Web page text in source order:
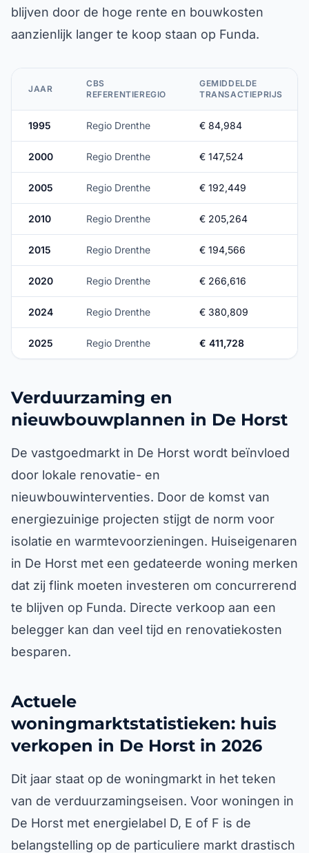
blijven door de hoge rente en bouwkosten
aanzienlijk langer te koop staan op Funda.
JAAR
CBS
REFERENTIEREGIO
GEMIDDELDE
TRANSACTIEPRIJS
1995 Regio Drenthe € 84,984
2000 Regio Drenthe € 147,524
2005 Regio Drenthe € 192,449
2010 Regio Drenthe € 205,264
2015 Regio Drenthe € 194,566
2020 Regio Drenthe € 266,616
2024 Regio Drenthe € 380,809
2025 Regio Drenthe € 411,728
Verduurzaming en
nieuwbouwplannen in De Horst
De vastgoedmarkt in De Horst wordt beïnvloed
door lokale renovatie- en
nieuwbouwinterventies. Door de komst van
energiezuinige projecten stijgt de norm voor
isolatie en warmtevoorzieningen. Huiseigenaren
in De Horst met een gedateerde woning merken
dat zij flink moeten investeren om concurrerend
te blijven op Funda. Directe verkoop aan een
belegger kan dan veel tijd en renovatiekosten
besparen.
Actuele
woningmarktstatistieken: huis
verkopen in De Horst in 2026
Dit jaar staat op de woningmarkt in het teken
van de verduurzamingseisen. Voor woningen in
De Horst met energielabel D, E of F is de
belangstelling op de particuliere markt drastisch